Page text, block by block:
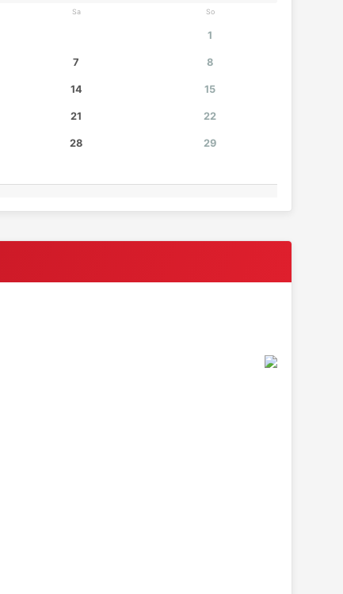
Sa So
1
7 8
14 15
21 22
28 29